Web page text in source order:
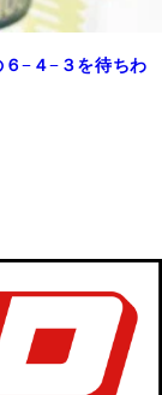
−４−３を待ちわ